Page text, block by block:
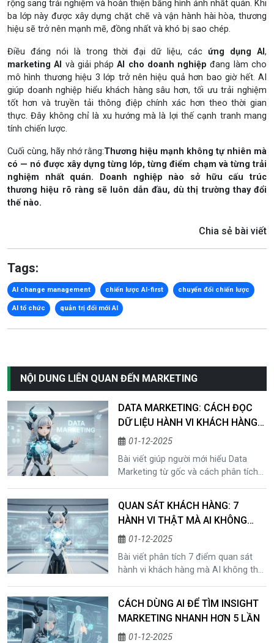
rộng sang trải nghiệm và hoàn thiện bằng hình ảnh nhất quán. Khi
ba lớp này được xây dựng chặt chẽ và vận hành hài hòa, thương
hiệu sẽ trở nên mạnh mẽ, đồng nhất và khó bị sao chép.
Điều đáng nói là trong thời đại dữ liệu, các ứng dụng AI,
marketing AI và giải phápAI cho doanh nghiệp đang làm cho
mô hình thương hiệu 3 lớp trở nên hiệu quả hơn bao giờ hết. AI
giúp doanh nghiệp hiểu khách hàng sâu hơn, tối ưu trải nghiệm
tốt hơn và truyền tải thông điệp chính xác hơn theo thời gian
thực. Đây không chỉ là xu hướng mà là lợi thế cạnh tranh mang
tính chiến lược.
Cuối cùng, hãy nhớ rằng:Thương hiệu mạnh không tự nhiên mà
có — nó được xây dựng từng lớp, từng điểm chạm và từng trải
nghiệm nhất quán.
Doanh nghiệp nào sở hữu cấu trúc
thương hiệu rõ ràng sẽ luôn dẫn đầu, dù thị trường thay đổi
thế nào.
Chia sẻ bài viết
Tags:
AI change management chiến lược AI-first chuyển đổi chiến lược
AI tổ chức quản trị đổi mới AI
NỘI DUNG LIÊN QUAN ĐẾN MARKETING
DATA MARKETING: CÁCH ĐỌC
DỮ LIỆU HÀNH VI KHÁCH HÀNG
CHO NGƯỜI MỚI
01-12-2025
Bài viết giúp người mới hiểu Data
Marketing từ gốc và cách phân tích
phương pháp. Học cách đọc
customer data, tìm insight và tối ưu
customer journey để tăng chuyển
đổi thực tế.
QUAN SÁT KHÁCH HÀNG: 7
HÀNH VI THẬT MÀ AI KHÔNG
THẤY ĐƯỢC
01-12-2025
Bài viết phân tích 7 điểm quan sát
hành vi khách hàng mà AI không thể
xúc ẩn và rào cản vô hình. Giúp
marketer tìm insight thật, tăng độ
chính xác và kết hợp hiệu quả giữa
quan sát và marketing AI.
CÁCH DÙNG AI ĐỂ TÌM INSIGHT
MARKETING NHANH HƠN 5 LẦN
01-12-2025